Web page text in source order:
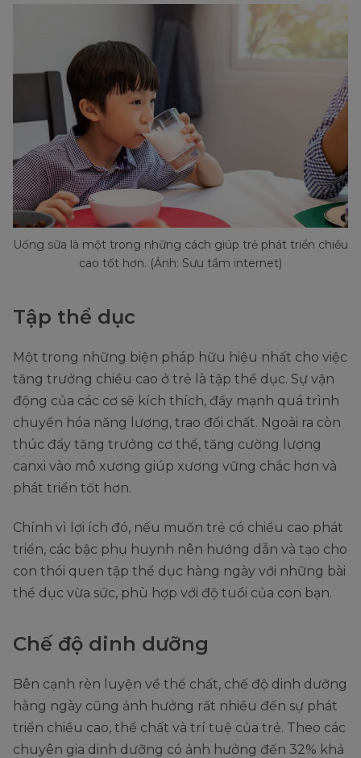
Uống sữa là một trong những cách giúp trẻ phát triển chiều
cao tốt hơn. (Ảnh: Sưu tầm internet)
Tập thể dục
Một trong những biện pháp hữu hiệu nhất cho việc
tăng trưởng chiều cao ở trẻ là tập thể dục. Sự vận
động của các cơ sẽ kích thích, đẩy mạnh quá trình
chuyển hóa năng lượng, trao đổi chất. Ngoài ra còn
thúc đẩy tăng trưởng cơ thể, tăng cường lượng
canxi vào mô xương giúp xương vững chắc hơn và
phát triển tốt hơn.
Chính vì lợi ích đó, nếu muốn trẻ có chiều cao phát
triển, các bậc phụ huynh nên hướng dẫn và tạo cho
con thói quen tập thể dục hàng ngày với những bài
thể dục vừa sức, phù hợp với độ tuổi của con bạn.
Chế độ dinh dưỡng
Bên cạnh rèn luyện về thể chất, chế độ dinh dưỡng
hằng ngày cũng ảnh hưởng rất nhiều đến sự phát
triển chiều cao, thể chất và trí tuệ của trẻ. Theo các
chuyên gia dinh dưỡng có ảnh hưởng đến 32% khả